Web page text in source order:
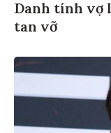
Danh tính vợ
tan vỡ